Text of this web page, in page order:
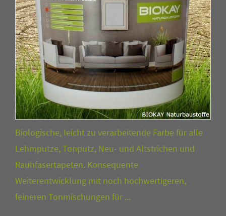
Biologische, leicht zu verarbeitende Farbe für alle
Lehmputze, Tonputz, Neu- und Altstrichen und
Rauhfasertapeten. Konsequente
Weiterentwicklung mit noch hochwertigeren,
feineren Tonmischungen für ...